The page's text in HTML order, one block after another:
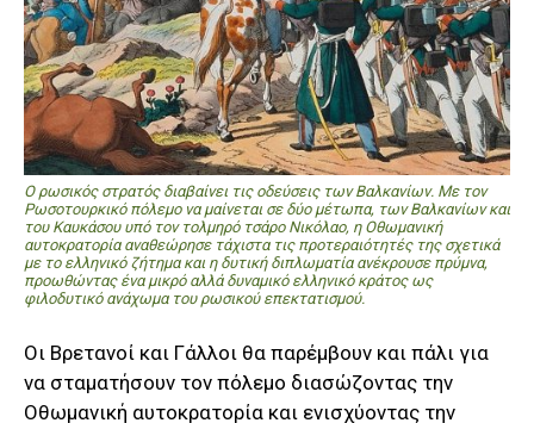
Ο ρωσικός στρατός διαβαίνει τις οδεύσεις των Βαλκανίων. Με τον
Ρωσοτουρκικό πόλεμο να μαίνεται σε δύο μέτωπα, των Βαλκανίων και
του Καυκάσου υπό τον τολμηρό τσάρο Νικόλαο, η Οθωμανική
αυτοκρατορία αναθεώρησε τάχιστα τις προτεραιότητές της σχετικά
με το ελληνικό ζήτημα και η δυτική διπλωματία ανέκρουσε πρύμνα,
προωθώντας ένα μικρό αλλά δυναμικό ελληνικό κράτος ως
φιλοδυτικό ανάχωμα του ρωσικού επεκτατισμού.
Οι Βρετανοί και Γάλλοι θα παρέμβουν και πάλι για
να σταματήσουν τον πόλεμο διασώζοντας την
Οθωμανική αυτοκρατορία και ενισχύοντας την